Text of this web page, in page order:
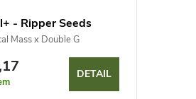
- Ripper Seeds
Mass x Double G
DETAIL